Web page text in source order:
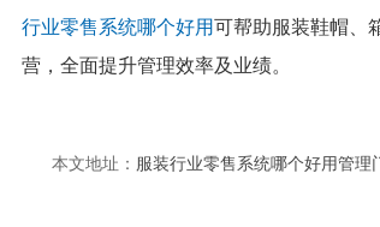
行业零售系统哪个好用可帮助服装鞋帽、
营，全面提升管理效率及业绩。
本文地址： 服装行业零售系统哪个好用管理